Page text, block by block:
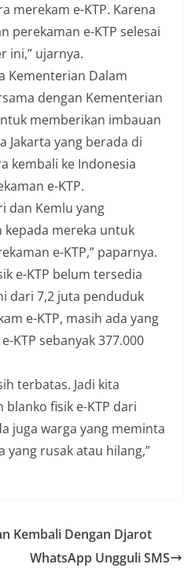
merekam e-KTP. Karena
perekaman e-KTP selesai
ini,” ujarnya.
Kementerian Dalam
dengan Kementerian
memberikan imbauan
Jakarta yang berada di
kembali ke Indonesia
e-KTP.
dan Kemlu yang
mereka untuk
e-KTP,” paparnya.
e-KTP belum tersedia
dari 7,2 juta penduduk
e-KTP, masih ada yang
KTP sebanyak 377.000
terbatas. Jadi kita
fisik e-KTP dari
juga warga yang meminta
yang rusak atau hilang,”
Kembali Dengan Djarot
WhatsApp Ungguli SMS